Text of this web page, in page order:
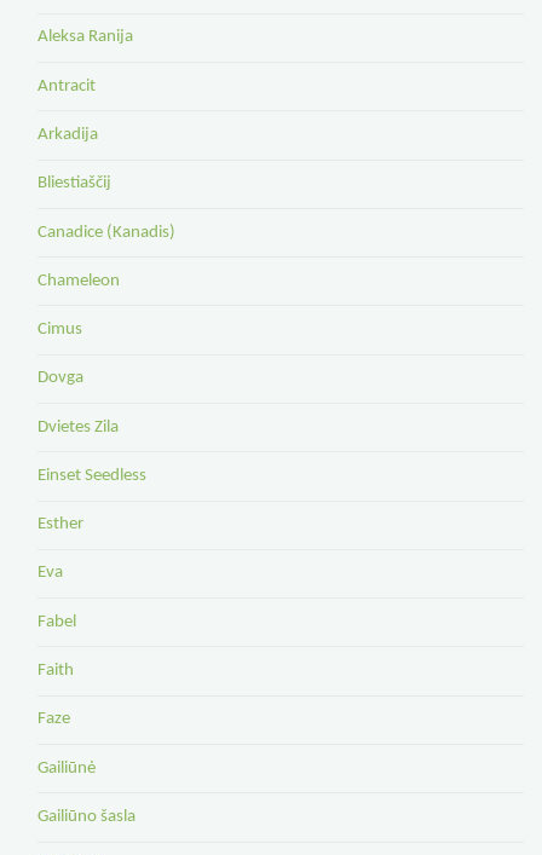
Aleksa Ranija
Antracit
Arkadija
Bliestiaščij
Canadice (Kanadis)
Chameleon
Cimus
Dovga
Dvietes Zila
Einset Seedless
Esther
Eva
Fabel
Faith
Faze
Gailiūnė
Gailiūno šasla